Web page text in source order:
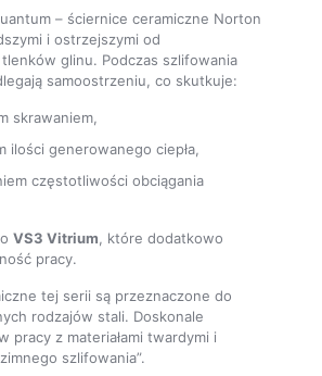
– ściernice ceramiczne Norton
i ostrzejszymi od
glinu. Podczas szlifowania
samoostrzeniu, co skutkuje:
skrawaniem,
ilości generowanego ciepła,
częstotliwości obciągania
VS3 Vitrium, które dodatkowo
pracy.
tej serii są przeznaczone do
rodzajów stali. Doskonale
pracy z materiałami twardymi i
szlifowania”.